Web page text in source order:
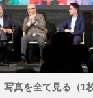
写真を全て見る（1枚